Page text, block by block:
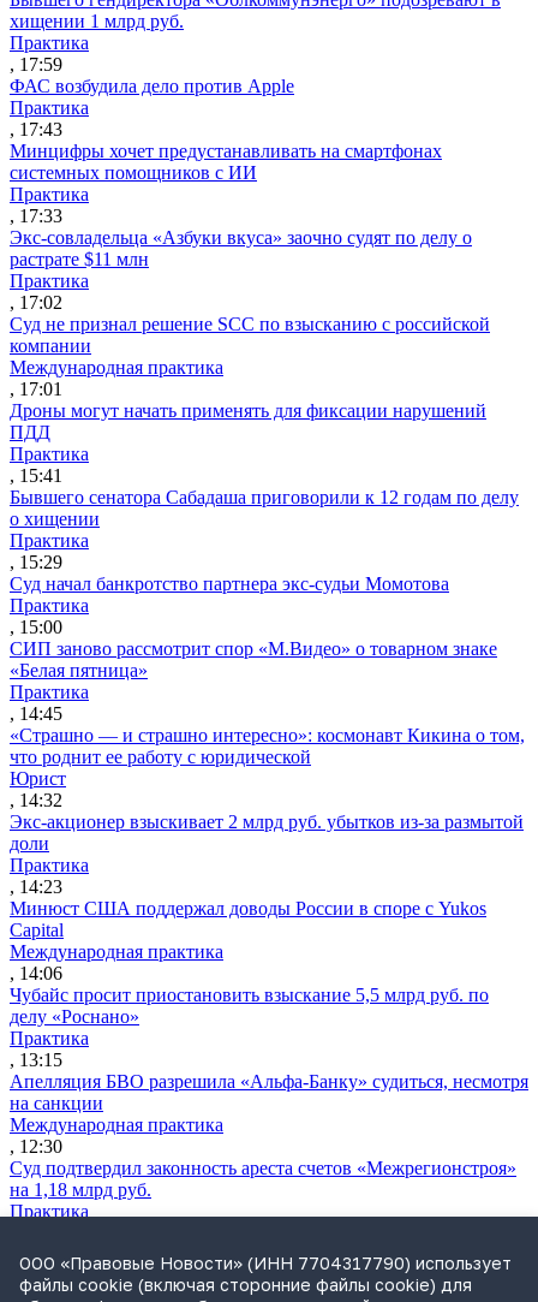
хищении 1 млрд руб.
Практика
, 17:59
ФАС возбудила дело против Apple
Практика
, 17:43
Минцифры хочет предустанавливать на смартфонах
системных помощников с ИИ
Практика
, 17:33
Экс-совладельца «Азбуки вкуса» заочно судят по делу о
растрате $11 млн
Практика
, 17:02
Суд не признал решение SCC по взысканию с российской
компании
Международная практика
, 17:01
Дроны могут начать применять для фиксации нарушений
ПДД
Практика
, 15:41
Бывшего сенатора Сабадаша приговорили к 12 годам по делу
о хищении
Практика
, 15:29
Суд начал банкротство партнера экс-судьи Момотова
Практика
, 15:00
СИП заново рассмотрит спор «М.Видео» о товарном знаке
«Белая пятница»
Практика
, 14:45
«Страшно — и страшно интересно»: космонавт Кикина о том,
что роднит ее работу с юридической
Юрист
, 14:32
Экс-акционер взыскивает 2 млрд руб. убытков из-за размытой
доли
Практика
, 14:23
Минюст США поддержал доводы России в споре с Yukos
Capital
Международная практика
, 14:06
Чубайс просит приостановить взыскание 5,5 млрд руб. по
делу «Роснано»
Практика
, 13:15
Апелляция БВО разрешила «Альфа-Банку» судиться, несмотря
на санкции
Международная практика
, 12:30
Суд подтвердил законность ареста счетов «Межрегионстроя»
на 1,18 млрд руб.
Практика
ВС разрешил сдавать жилые дома как гостевые без изменения
назначения участка
Практика
ООО «Правовые Новости» (ИНН 7704317790) использует
файлы cookie (включая сторонние файлы cookie) для